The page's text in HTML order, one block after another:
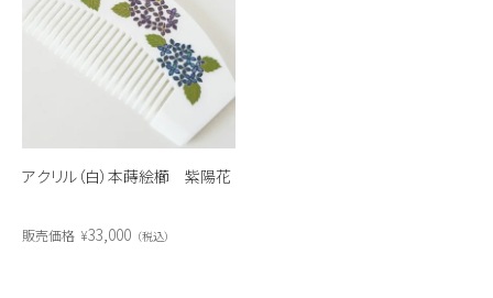
アクリル（白）本蒔絵櫛 紫陽花
販売価格 ¥33,000 税込